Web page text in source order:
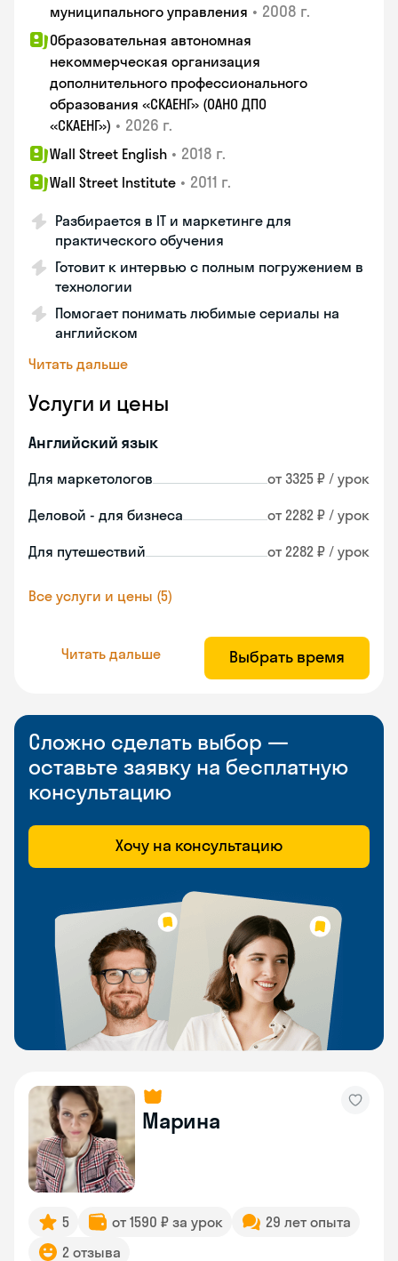
муниципального управления • 2008 г.
Образовательная автономная
некоммерческая организация
дополнительного профессионального
образования «СКАЕНГ» (ОАНО ДПО
«СКАЕНГ») • 2026 г.
Wall Street English • 2018 г.
Wall Street Institute • 2011 г.
Разбирается в IT и маркетинге для
практического обучения
Готовит к интервью с полным погружением в
технологии
Помогает понимать любимые сериалы на
английском
Читать дальше
Услуги и цены
Английский язык
Для маркетологов от 3325 ₽ / урок
Деловой - для бизнеса от 2282 ₽ / урок
Для путешествий от 2282 ₽ / урок
Все услуги и цены (5)
Читать дальше Выбрать время
Сложно сделать выбор —
оставьте заявку на бесплатную
консультацию
Хочу на консультацию
Марина
5 от 1590 ₽ за урок
29 лет опыта
2 отзыва